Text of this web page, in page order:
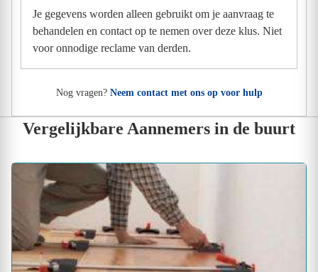
Je gegevens worden alleen gebruikt om je aanvraag te
behandelen en contact op te nemen over deze klus. Niet
voor onnodige reclame van derden.
Nog vragen? Neem contact met ons op voor hulp
Vergelijkbare Aannemers in de buurt